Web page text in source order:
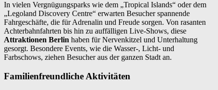
In vielen Vergnügungsparks wie dem „Tropical Islands“ oder dem
„Legoland Discovery Centre“ erwarten Besucher spannende
Fahrgeschäfte, die für Adrenalin und Freude sorgen. Von rasanten
Achterbahnfahrten bis hin zu auffälligen Live-Shows, diese
Attraktionen Berlin haben für Nervenkitzel und Unterhaltung
gesorgt. Besondere Events, wie die Wasser-, Licht- und
Farbschows, ziehen Besucher aus der ganzen Stadt an.
Familienfreundliche Aktivitäten